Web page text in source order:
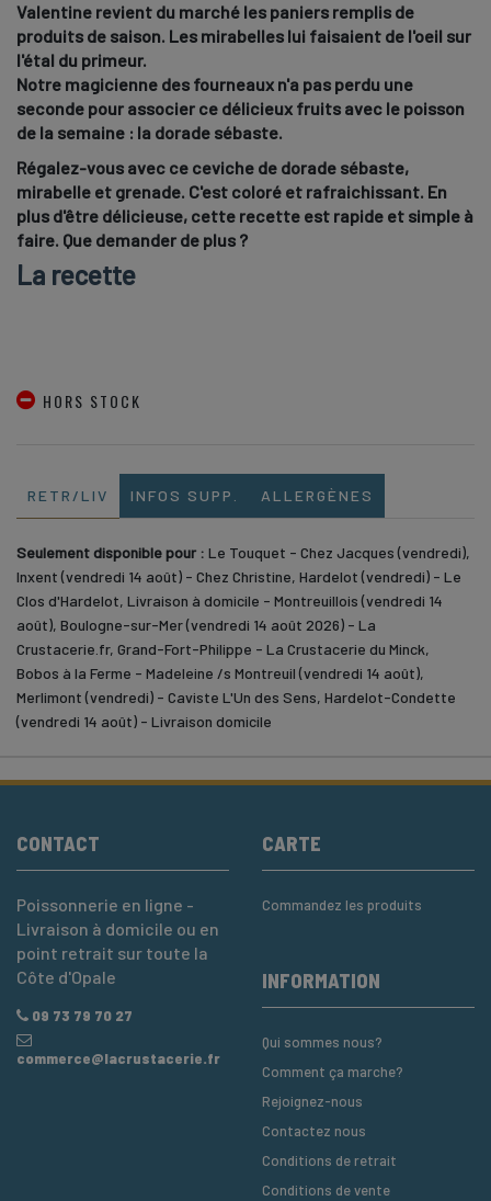
Valentine revient du marché les paniers remplis de
produits de saison. Les mirabelles lui faisaient de l'oeil sur
l'étal du primeur.
Notre magicienne des fourneaux n'a pas perdu une
seconde pour associer ce délicieux fruits avec le poisson
de la semaine : la dorade sébaste.
Régalez-vous avec ce ceviche de dorade sébaste,
mirabelle et grenade. C'est coloré et rafraichissant. En
plus d'être délicieuse, cette recette est rapide et simple à
faire. Que demander de plus ?
La recette
HORS STOCK
RETR/LIV INFOS SUPP. ALLERGÈNES
Seulement disponible pour : Le Touquet - Chez Jacques (vendredi),
Inxent (vendredi 14 août) - Chez Christine, Hardelot (vendredi) - Le
Clos d'Hardelot, Livraison à domicile - Montreuillois (vendredi 14
août), Boulogne-sur-Mer (vendredi 14 août 2026) - La
Crustacerie.fr, Grand-Fort-Philippe - La Crustacerie du Minck,
Bobos à la Ferme - Madeleine /s Montreuil (vendredi 14 août),
Merlimont (vendredi) - Caviste L'Un des Sens, Hardelot-Condette
(vendredi 14 août) - Livraison domicile
CONTACT
Poissonnerie en ligne -
Livraison à domicile ou en
point retrait sur toute la
Côte d'Opale
09 73 79 70 27
commerce@lacrustacerie.fr
CARTE
Commandez les produits
INFORMATION
Qui sommes nous?
Comment ça marche?
Rejoignez-nous
Contactez nous
Conditions de retrait
Conditions de vente